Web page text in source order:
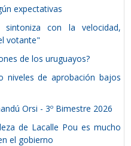
expectativas
con la velocidad,
votante"
de los uruguayos?
niveles de aprobación bajos
Orsi - 3º Bimestre 2026
de Lacalle Pou es mucho
el gobierno